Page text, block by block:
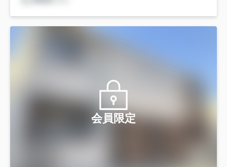
会員限定